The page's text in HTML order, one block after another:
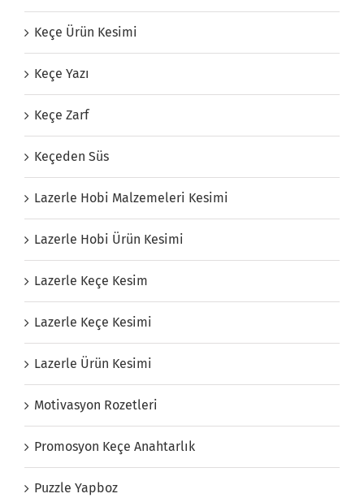
Keçe Ürün Kesimi
Keçe Yazı
Keçe Zarf
Keçeden Süs
Lazerle Hobi Malzemeleri Kesimi
Lazerle Hobi Ürün Kesimi
Lazerle Keçe Kesim
Lazerle Keçe Kesimi
Lazerle Ürün Kesimi
Motivasyon Rozetleri
Promosyon Keçe Anahtarlık
Puzzle Yapboz